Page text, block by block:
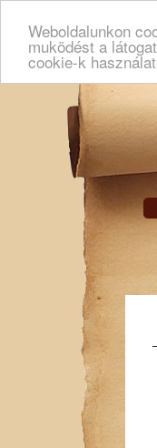
Weboldalunkon
muködést a
cookie-k